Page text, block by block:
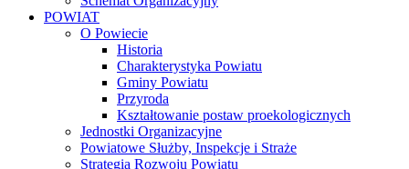
POWIAT
O Powiecie
Historia
Charakterystyka Powiatu
Gminy Powiatu
Przyroda
Kształtowanie postaw proekologicznych
Jednostki Organizacyjne
Powiatowe Służby, Inspekcje i Straże
Strategia Rozwoju Powiatu